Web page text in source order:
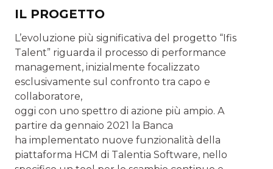
IL PROGETTO
L’evoluzione più significativa del progetto “Ifis
Talent” riguarda il processo di performance
management, inizialmente focalizzato
esclusivamente sul confronto tra capo e
collaboratore,
oggi con uno spettro di azione più ampio. A
partire da gennaio 2021 la Banca
ha implementato nuove funzionalità della
piattaforma HCM di Talentia Software, nello